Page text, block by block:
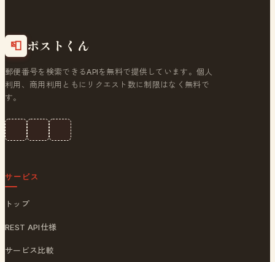
📮 ポストくん
郵便番号を検索できるAPIを無料で提供しています。個人
利用、商用利用ともにリクエスト数に制限はなく無料で
す。
サービス
トップ
REST API仕様
サービス比較